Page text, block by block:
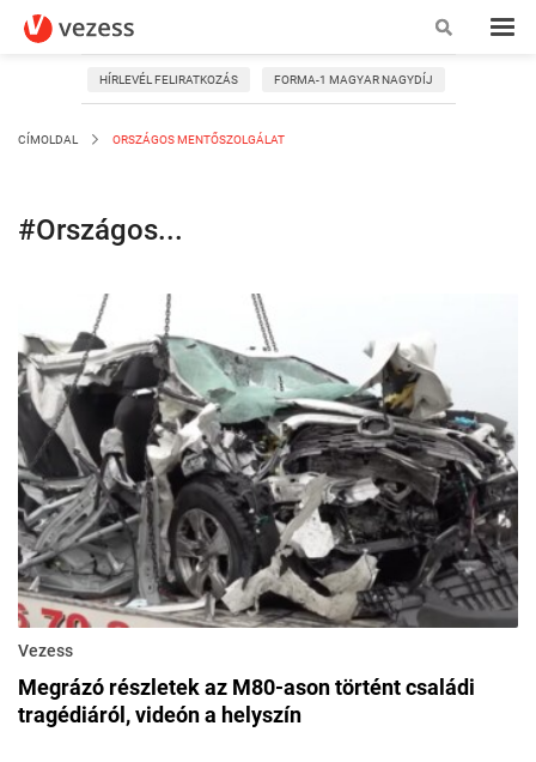
HÍRLEVÉL FELIRATKOZÁS FORMA-1 MAGYAR NAGYDÍJ
CÍMOLDAL ORSZÁGOS MENTŐSZOLGÁLAT
#Országos...
Vezess
Megrázó részletek az M80-ason történt családi
tragédiáról, videón a helyszín